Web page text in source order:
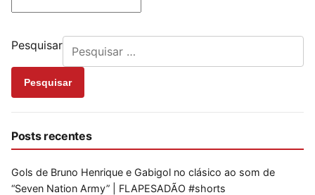
Pesquisar
Pesquisar
Posts recentes
Gols de Bruno Henrique e Gabigol no clásico ao som de
“Seven Nation Army” | FLAPESADÃO #shorts